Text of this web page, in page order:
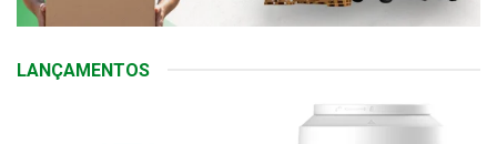
LANÇAMENTOS